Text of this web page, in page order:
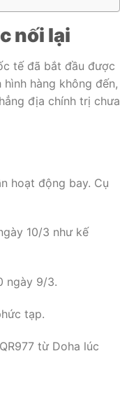
nối lại
tế đã bắt đầu được
hình hàng không đến,
địa chính trị chưa
hoạt động bay. Cụ
10/3 như kế
ngày 9/3.
tạp.
từ Doha lúc